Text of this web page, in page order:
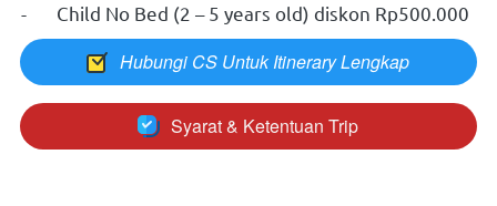
-	Child No Bed (2 – 5 years old) diskon Rp500.000
` Hubungi CS Untuk Itinerary Lengkap
` Syarat & Ketentuan Trip